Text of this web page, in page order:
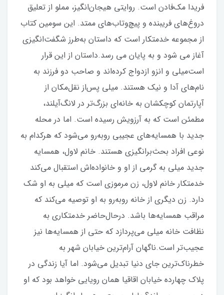
فریدا مک‌فادن است. روایتی هیجان‌انگیز، مملو از تعلیق
درو‌غ‌های فریبنده و پیچ‌وتاب‌های ممتد. این سومین کتاب
از مجموعه خدمتکار است که داستان به‌طرز شگفت‌انگیزی
آغاز می شود و به پایان می رسد.داستان از این قرار
است‌میلی و انزو ازدواج کرده‌اند و صاحب دو فرزند به
نام‌های آدا و نیک هستند. میلی پس‌از نقل‌مکان از
آپارتمان کوچکشان به خانه‌ای بزرگ‌تر در لانگ‌آیلند،
مطمئن است که به آرزویش رسیده است. اما در محله
جدید با همسایه‌های عجیبی روبه‌رو می‌شود که هرکدام به
نوعی افراد بحث‌برانگیزی هستند. خانم لاول، همسایه
جدید میلی به گرمی از او و خانواده‌اش استقبال می‌کند
خدمتکار خانم لاول، زن مرموزی است که میلی به او شک
دارد. زن دیگری از خانه روبه‌رو به او توصیه می‌کند که
مراقب همسایه‌ها باشد. درحال‌حاضر خدمتکاری به
نظافت خانه میلی می‌پردازد که حتی از همسایه‌ها نیز
عجیب‌تر است.ناگهان آرام‌ترین خیابان شهر به
خطرناک‌ترین جای دنیا تبدیل می‌شود. اما آیا زندگی در
پلاک چهارده خیابان اقاقیا همان رویایی خواهد بود که او